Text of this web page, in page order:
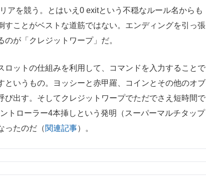
アを競う。とはいえ0 exitという不穏なルール名からも
ことがベストな道筋ではない。エンディングを引っ張
が「クレジットワープ」だ。
ットの仕組みを利用して、コマンドを入力することで
というもの。ヨッシーと赤甲羅、コインとその他のオブ
び出す。そしてクレジットワープでただでさえ短時間で
トローラー4本挿しという発明（スーパーマルチタップ
ったのだ（関連記事）。